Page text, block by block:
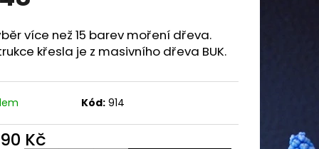
více než 15 barev moření dřeva.
křesla je z masivního dřeva BUK.
Kód: 914
Kč
UŠÁK